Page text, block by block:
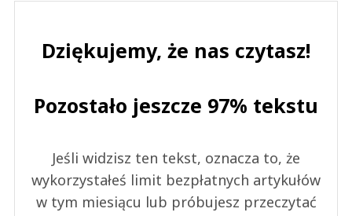
Dziękujemy, że nas czytasz!
Pozostało jeszcze 97% tekstu
Jeśli widzisz ten tekst, oznacza to, że
wykorzystałeś limit bezpłatnych artykułów
w tym miesiącu lub próbujesz przeczytać